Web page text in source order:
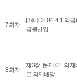
7회차
[3회] Ch 04. 4.1 익
금불산입
8회차
제3장. 문제 01. 의
른 의제배당